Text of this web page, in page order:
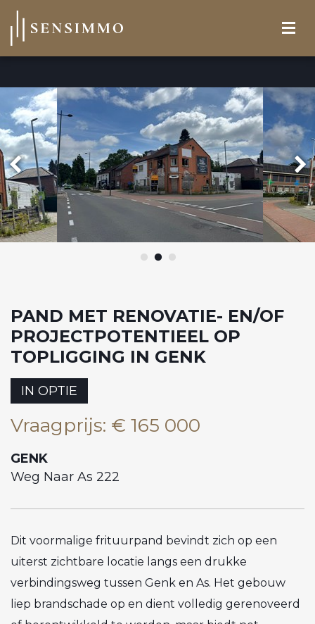
PAND MET RENOVATIE- EN/OF
PROJECTPOTENTIEEL OP
TOPLIGGING IN GENK
IN OPTIE
Vraagprijs: € 165 000
GENK
Weg Naar As 222
Dit voormalige frituurpand bevindt zich op een
uiterst zichtbare locatie langs een drukke
verbindingsweg tussen Genk en As. Het gebouw
liep brandschade op en dient volledig gerenoveerd